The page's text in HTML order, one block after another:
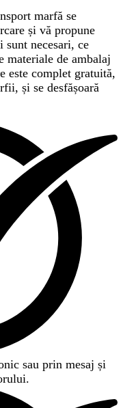
marfă se
și vă propune
necesari, ce
materiale de ambalaj
este complet gratuită,
și se desfășoară
sau prin mesaj și